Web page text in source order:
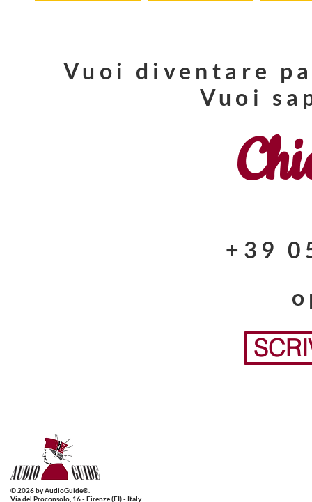
Vuoi diventare
Vuoi
+39
© 2026 by AudioGuide®.
Via del Proconsolo, 16 - Firenze (FI) - Italy